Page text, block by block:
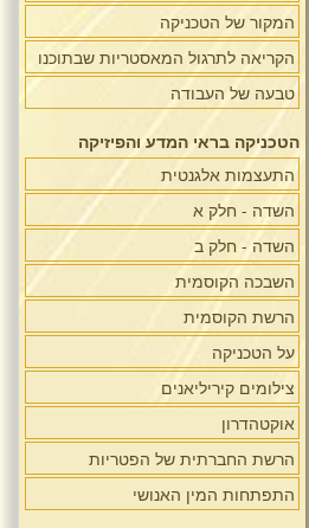
המקור של הטכניקה
הקריאה לתרגול המאסטריות שבתוכנו
טבעה של העבודה
הטכניקה בראי המדע והפיזיקה
התעצמות אלגנטית
השדה - חלק א
השדה - חלק ב
השבכה הקוסמית
הרשת הקוסמית
על הטכניקה
צילומים קיריליאנים
אוקטהדרון
הרשת החברתית של הפטריות
התפתחות המין האנושי